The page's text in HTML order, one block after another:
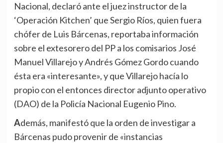
Nacional, declaró ante el juez instructor de la
‘Operación Kitchen’ que Sergio Ríos, quien fuera
chófer de Luis Bárcenas, reportaba información
sobre el extesorero del PP a los comisarios José
Manuel Villarejo y Andrés Gómez Gordo cuando
ésta era «interesante», y que Villarejo hacía lo
propio con el entonces director adjunto operativo
(DAO) de la Policía Nacional Eugenio Pino.
Además, manifestó que la orden de investigar a
Bárcenas pudo provenir de «instancias